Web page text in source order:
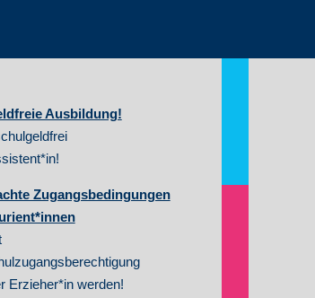
Ausbildung!
Zugangsbedingungen
Erzieher*in werden!